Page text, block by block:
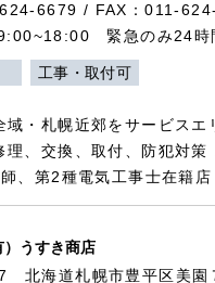
6679 / FAX：011-
緊急のみ24時
工事・取付可
・札幌近郊をサービスエ
、交換、取付、防犯対
、第2種電気工事士在籍店
うすき商店
北海道札幌市豊平区美園